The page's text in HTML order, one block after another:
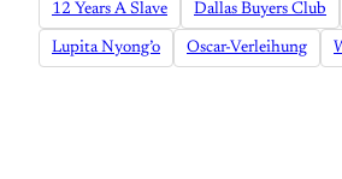
12 Years A Slave Dallas Buyers Club
Lupita Nyong’o Oscar-Verleihung